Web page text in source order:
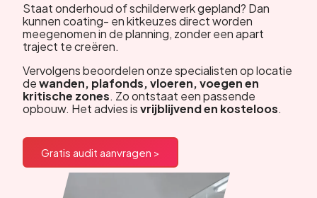
Staat onderhoud of schilderwerk gepland? Dan
kunnen coating- en kitkeuzes direct worden
meegenomen in de planning, zonder een apart
traject te creëren.
Vervolgens beoordelen onze specialisten op locatie
dewanden, plafonds, vloeren, voegen en
kritische zones. Zo ontstaat een passende
opbouw. Het advies isvrijblijvend en kosteloos.
Gratis audit aanvragen >